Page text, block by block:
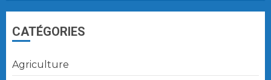
CATÉGORIES
Agriculture